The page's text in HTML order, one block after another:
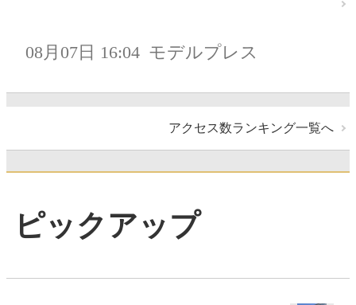
08月07日 16:04 モデルプレス
アクセス数ランキング一覧へ
ピックアップ